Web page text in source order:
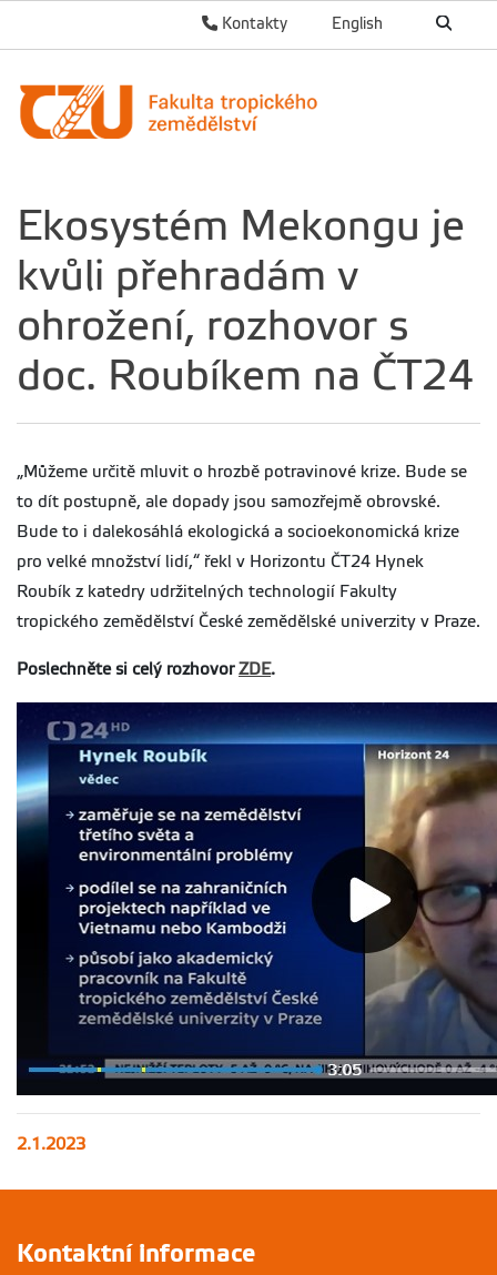
English
Kontakty
Ekosystém Mekongu je
kvůli přehradám v
ohrožení, rozhovor s
doc. Roubíkem na ČT24
„Můžeme určitě mluvit o hrozbě potravinové krize. Bude se
to dít postupně, ale dopady jsou samozřejmě obrovské.
Bude to i dalekosáhlá ekologická a socioekonomická krize
pro velké množství lidí,“ řekl v Horizontu ČT24 Hynek
Roubík z katedry udržitelných technologií Fakulty
tropického zemědělství České zemědělské univerzity v Praze.
Poslechněte si celý rozhovorZDE.
2.1.2023
Kontaktní informace